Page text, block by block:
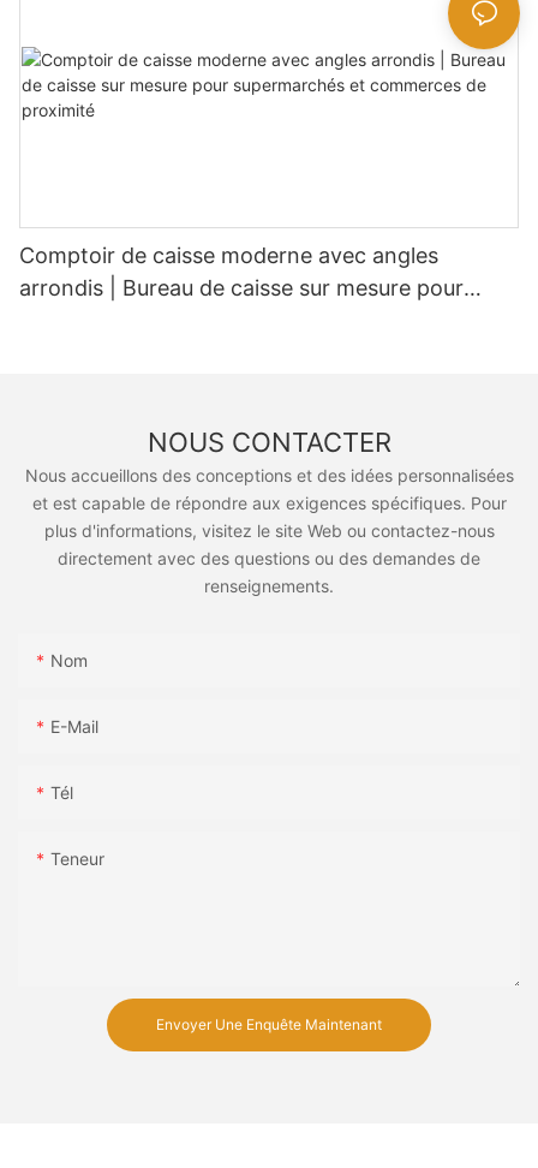
Comptoir de caisse moderne avec angles
arrondis | Bureau de caisse sur mesure pour
NOUS CONTACTER
Nous accueillons des conceptions et des idées personnalisées
et est capable de répondre aux exigences spécifiques. Pour
plus d'informations, visitez le site Web ou contactez-nous
directement avec des questions ou des demandes de
renseignements.
Nom
E-Mail
Tél
Teneur
Envoyer Une Enquête Maintenant